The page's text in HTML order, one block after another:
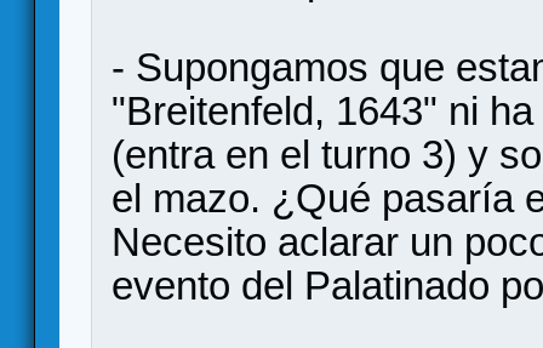
- Supongamos que
"Breitenfeld, 1643" ni
(entra en el turno 3) y
el mazo. ¿Qué pasaría
Necesito aclarar un
evento del Palatinado